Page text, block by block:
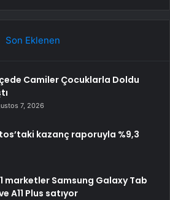
Son Eklenen
Camiler Çocuklarla Doldu
7, 2026
kazanç raporuyla %9,3
marketler Samsung Galaxy Tab
A11 Plus satıyor